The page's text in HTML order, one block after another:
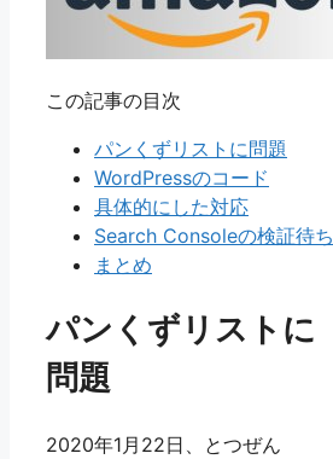
この記事の目次
パンくずリストに問題
WordPressのコード
具体的にした対応
Search Consoleの検証待ち
まとめ
パンくずリストに
問題
2020年1月22日、とつぜん